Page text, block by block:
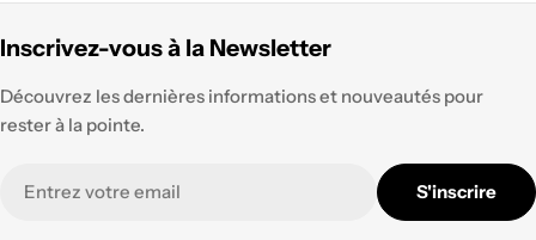
Inscrivez-vous à la Newsletter
Découvrez les dernières informations et nouveautés pour
rester à la pointe.
mail
S'inscrire